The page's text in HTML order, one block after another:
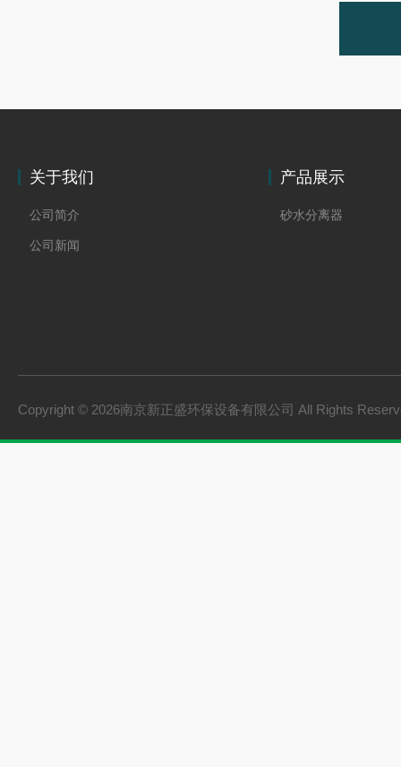
关于我们
公司简介
公司新闻
产品展示
砂水分离器
Copyright © 2026南京新正盛环保设备有限公司 All Rights